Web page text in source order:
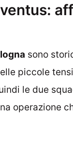
sono
piccole
le due
operazione